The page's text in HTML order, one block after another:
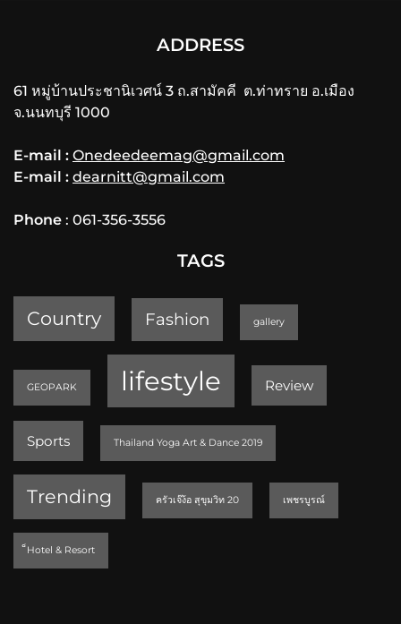
ADDRESS
61 หมู่บ้านประชานิเวศน์ 3 ถ.สามัคคี ต.ท่าทราย อ.เมือง
จ.นนทบุรี 1000
E-mail : Onedeedeemag@gmail.com
E-mail : dearnitt@gmail.com
Phone : 061-356-3556
TAGS
Country Fashion gallery
GEOPARK lifestyle Review
Sports Thailand Yoga Art & Dance 2019
Trending ครัวเจ๊ง้อ สุขุมวิท 20 เพชรบูรณ์
็Hotel & Resort